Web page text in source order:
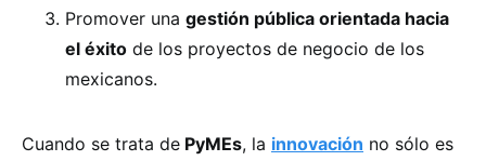
Promover una gestión pública orientada hacia
el éxito de los proyectos de negocio de los
mexicanos.
Cuando se trata de PyMEs, la innovación no sólo es